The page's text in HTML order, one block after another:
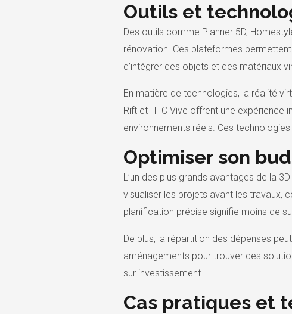
Outils et
Des outils comme Planner 5D,
rénovation. Ces plateformes
d’intégrer des objets et des matériaux
En matière de technologies, la réalité
Rift et HTC Vive offrent une
environnements réels. Ces
Optimiser son
L’un des plus grands avantages de la
visualiser les projets avant les travaux,
planification précise signifie moins de
De plus, la répartition des dépenses
aménagements pour trouver des
sur investissement.
Cas pratiques et